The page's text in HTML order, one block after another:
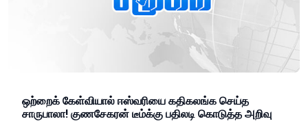
ஒற்றைக் கேள்வியால் ஈஸ்வரியை கதிகலங்க செய்த
சாருபாலா! குணசேகரன் டீம்க்கு பதிலடி கொடுத்த அறிவு